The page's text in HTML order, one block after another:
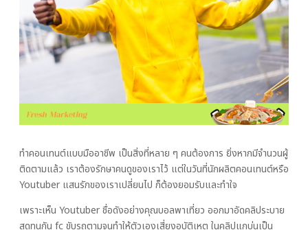
ทำคอนเทนต์แบบมืออาชีพ เป็นสิ่งที่หลาย ๆ คนต้องการ ยิ่งหากมีจำนวนผู้
ติดตามแล้ว เราต้องรักษาคนดูของเราไว้ แต่ในวันที่นักผลิตคอนเทนต์หรือ
Youtuber แสนรักของเราเปลี่ยนไป ก็ต้องยอมรับและทำใจ
เพราะเห็น Youtuber ชื่อดังอย่างคุณบอลพาเที่ยว ออกมาอัดคลิประบาย
สุดทนกัน fc ขับรถตามจนทำให้ตัวเองเสี่ยงอุบัติเหตุ ในคลิปแกบ่นเป็น